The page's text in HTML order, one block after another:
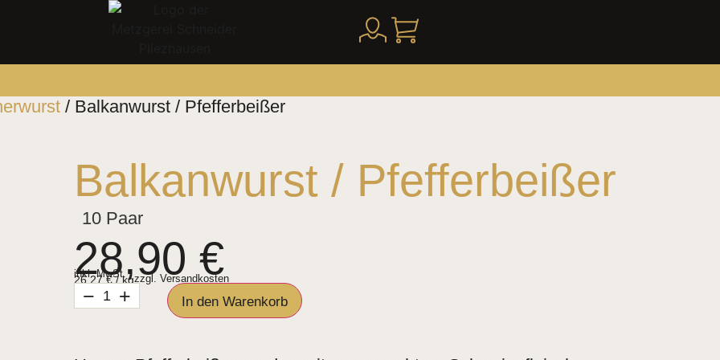
/ Balkanwurst / Pfefferbeißer
Balkanwurst / Pfefferbeißer
10 Paar
28,90€
inkl. MwSt.
26,27€/kgzzgl.Versandkosten
− + In den Warenkorb